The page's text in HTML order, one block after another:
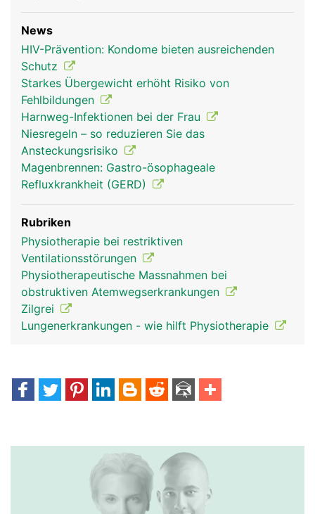
News
HIV-Prävention: Kondome bieten ausreichenden
Schutz
Starkes Übergewicht erhöht Risiko von
Fehlbildungen
Harnweg-Infektionen bei der Frau
Niesregeln – so reduzieren Sie das
Ansteckungsrisiko
Magenbrennen: Gastro-ösophageale
Refluxkrankheit (GERD)
Rubriken
Physiotherapie bei restriktiven
Ventilationsstörungen
Physiotherapeutische Massnahmen bei
obstruktiven Atemwegserkrankungen
Zilgrei
Lungenerkrankungen - wie hilft Physiotherapie